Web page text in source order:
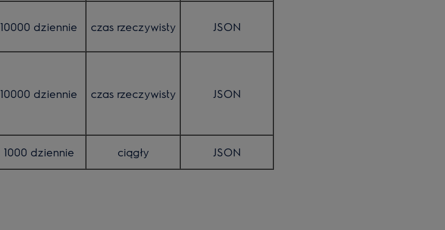
10000 dziennie czas rzeczywisty JSON
10000 dziennie czas rzeczywisty JSON
1000 dziennie ciągły JSON